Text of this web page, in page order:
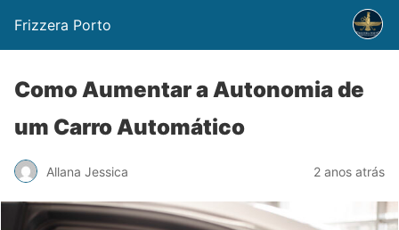
Frizzera Porto
Como Aumentar a Autonomia de
um Carro Automático
Allana Jessica 2 anos atrás